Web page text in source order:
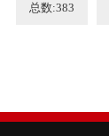
总数:383